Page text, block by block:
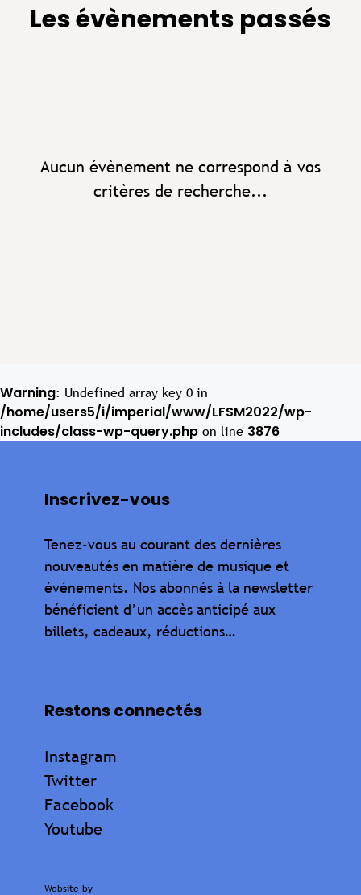
Les évènements passés
Aucun évènement ne correspond à vos
critères de recherche...
Warning: Undefined array key 0 in
/home/users5/i/imperial/www/LFSM2022/wp-
includes/class-wp-query.php on line 3876
Inscrivez-vous
Tenez-vous au courant des dernières
nouveautés en matière de musique et
événements. Nos abonnés à la newsletter
bénéficient d’un accès anticipé aux
billets, cadeaux, réductions…
Restons connectés
Instagram
Twitter
Facebook
Youtube
Website by